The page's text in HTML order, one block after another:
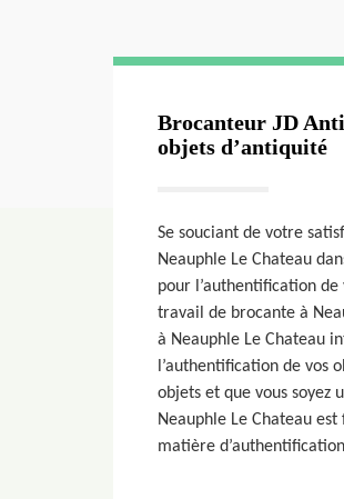
Brocanteur JD
objets d’antiquité
Se souciant de votre
Neauphle Le Chateau
pour l’authentification
travail de brocante à
à Neauphle Le Chateau
l’authentification de vos
objets et que vous soyez
Neauphle Le Chateau
matière